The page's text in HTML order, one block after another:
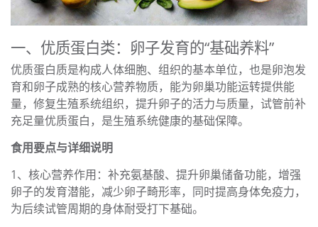
一、优质蛋白类：卵子发育的“基础养料”
优质蛋白质是构成人体细胞、组织的基本单位，也是卵泡发
育和卵子成熟的核心营养物质，能为卵巢功能运转提供能
量，修复生殖系统组织，提升卵子的活力与质量，试管前补
充足量优质蛋白，是生殖系统健康的基础保障。
食用要点与详细说明
1、核心营养作用：补充氨基酸、提升卵巢储备功能，增强
卵子的发育潜能，减少卵子畸形率，同时提高身体免疫力，
为后续试管周期的身体耐受打下基础。